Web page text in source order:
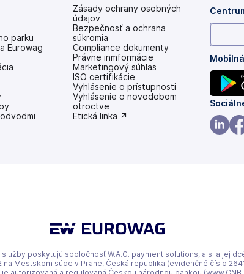
parku
Eurowag
Zásady ochrany osobných
údajov
Bezpečnosť a ochrana
súkromia
Compliance dokumenty
Právne inmformácie
Marketingový súhlas
ISO certifikácie
Vyhlásenie o prístupnosti
(otvoriť
s
novou
Vyhlásenie o novodobom
otroctve
(otvoriť
Etická linka ↗
(otvoriť
s
novou
poskytujú spoločnosť W.A.G. payment solutions, a.s. a jej
Mestskom súde v Prahe, Česká republika (evidenčné číslo